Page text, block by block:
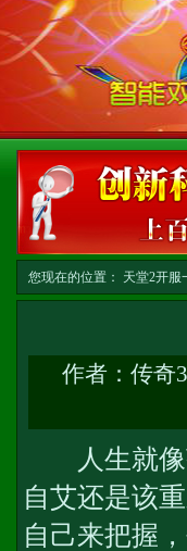
您现在的位置： 天堂2开服
作者： 传奇
人生就像
自艾还是该
自己来把握